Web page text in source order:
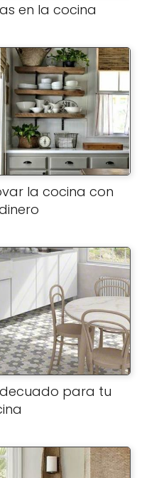
en la cocina
la cocina con
para tu